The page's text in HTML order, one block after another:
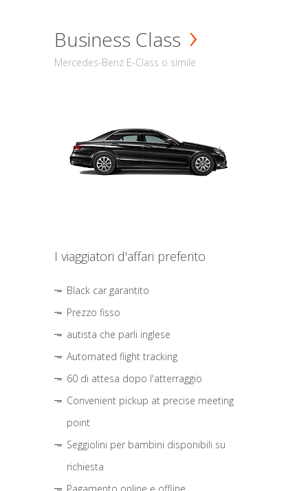
Business Class
Mercedes-Benz E-Class o simile
I viaggiatori d'affari preferito
Black car garantito
Prezzo fisso
autista che parli inglese
Automated flight tracking
60 di attesa dopo l'atterraggio
Convenient pickup at precise meeting
point
Seggiolini per bambini disponibili su
richiesta